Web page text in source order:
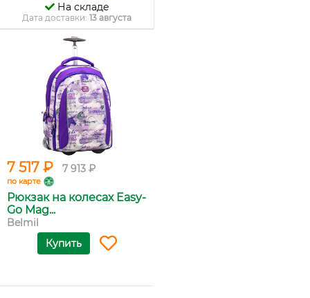
На складе
Дата доставки: 13 августа
7 517 ₽ 7 913 ₽
по карте
Рюкзак на колесах Easy-
Go Mag...
Belmil
Купить